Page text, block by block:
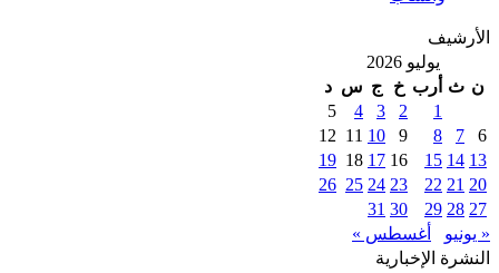
الأرشيف
يوليو 2026
ن ث أرب خ ج س د
1
2
3
4
5
6
7
8
9
10
11
12
13
14
15
16
17
18
19
20
21
22
23
24
25
26
27
28
29
30
31
« يونيو
أغسطس »
النشرة الإخبارية